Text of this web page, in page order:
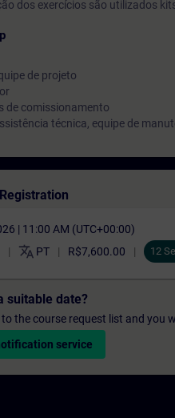
dos exercícios são utilizados
de projeto
de comissionamento
técnica, equipe de
| 11:00 AM (UTC+00:00)
translate PT R$7,600.00 12
suitable date?
the course request list and you
service